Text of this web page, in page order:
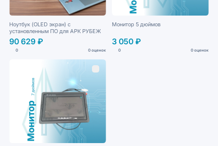
Ноутбук (OLED экран) с
установленным ПО для АРК РУБЕЖ
90 629 ₽
0 0 оценок
Монитор 5 дюймов
3 050 ₽
0 0 оценок